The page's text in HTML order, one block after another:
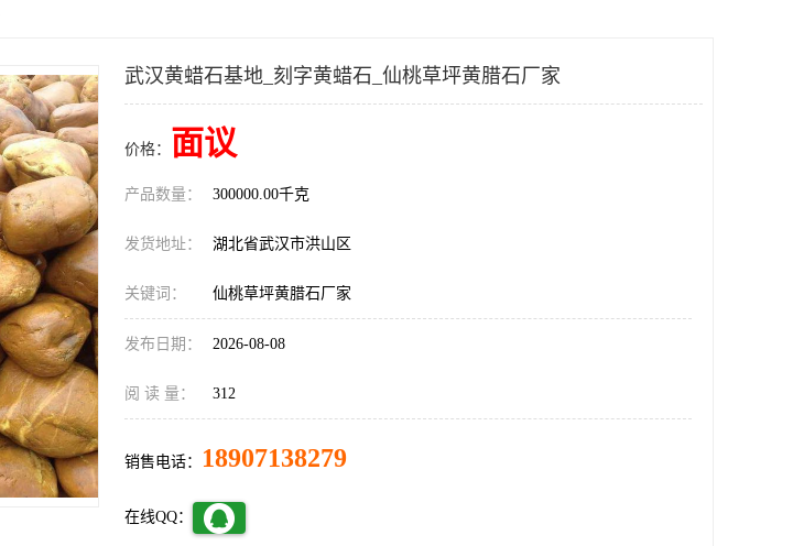
武汉黄蜡石基地_刻字黄蜡石_仙桃草坪黄腊石厂家
价格： 面议
产品数量： 300000.00千克
发货地址： 湖北省武汉市洪山区
关键词： 仙桃草坪黄腊石厂家
发布日期： 2026-08-08
阅 读 量： 312
销售电话： 18907138279
在线QQ：